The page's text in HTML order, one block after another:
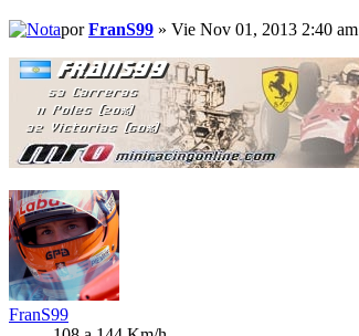
porFranS99 » Vie Nov 01, 2013 2:40 am
FranS99